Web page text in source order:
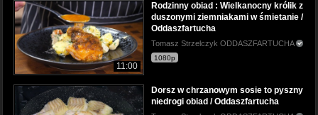
11:00
Rodzinny obiad : Wielkanocny królik z
duszonymi ziemniakami w śmietanie /
Oddaszfartucha
Tomasz Strzelczyk ODDASZFARTUCHA
1080p
Dorsz w chrzanowym sosie to pyszny
niedrogi obiad / Oddaszfartucha